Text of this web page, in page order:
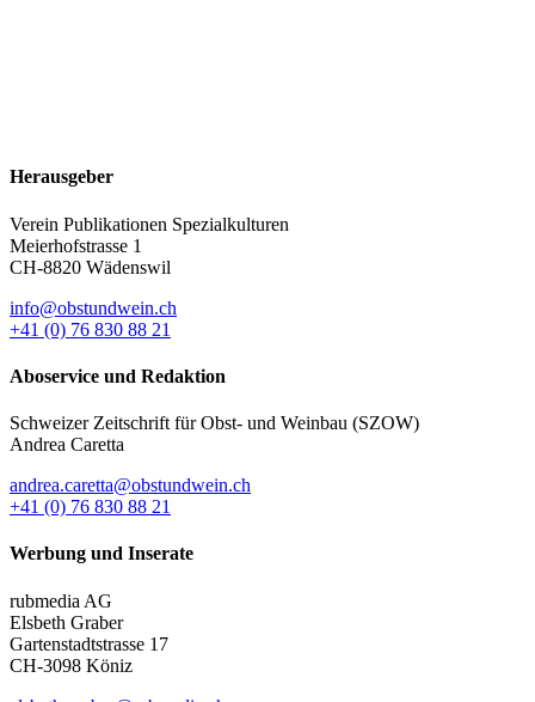
Herausgeber
Verein Publikationen Spezialkulturen
Meierhofstrasse 1
CH-8820 Wädenswil
info@obstundwein.ch
+41 (0) 76 830 88 21
Aboservice und Redaktion
Schweizer Zeitschrift für Obst- und Weinbau (SZOW)
Andrea Caretta
andrea.caretta@obstundwein.ch
+41 (0) 76 830 88 21
Werbung und Inserate
rubmedia AG
Elsbeth Graber
Gartenstadtstrasse 17
CH-3098 Köniz